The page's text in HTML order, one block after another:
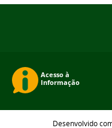
Desenvolvido